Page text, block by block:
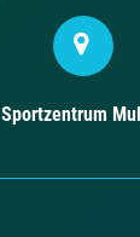
Sportzentrum